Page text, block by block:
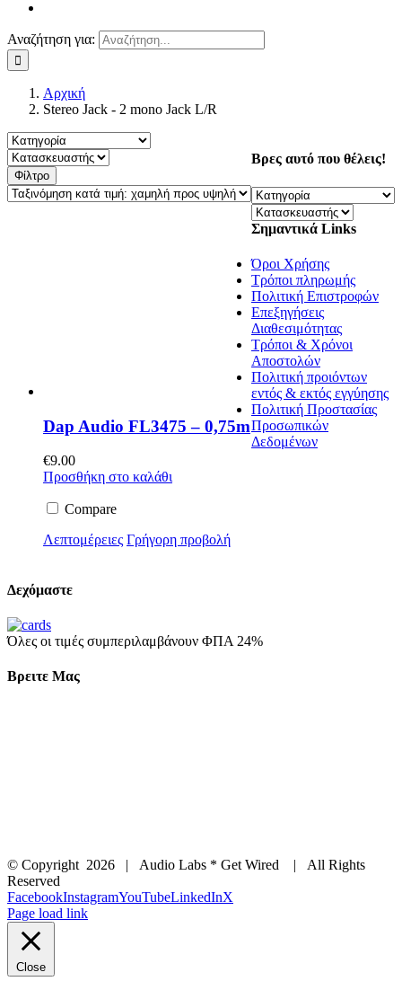
Αναζήτηση για:
Αρχική
Stereo Jack - 2 mono Jack L/R
Φίλτρο
Dap Audio FL3475 – 0,75m
€9.00
Προσθήκη στο καλάθι
Compare
Λεπτομέρειες Γρήγορη προβολή
Βρες αυτό που θέλεις!
Σημαντικά Links
Όροι Χρήσης
Τρόποι πληρωμής
Πολιτική Επιστροφών
Επεξηγήσεις
Διαθεσιμότητας
Τρόποι & Χρόνοι
Αποστολών
Πολιτική προιόντων
εντός & εκτός εγγύησης
Πολιτική Προστασίας
Προσωπικών
Δεδομένων
Δεχόμαστε
Όλες οι τιμές συμπεριλαμβάνουν ΦΠΑ 24%
Βρειτε Μας
© Copyright 2026 | Audio Labs * Get Wired | All Rights
Reserved
FacebookInstagramYouTubeLinkedInX
Page load link
Close